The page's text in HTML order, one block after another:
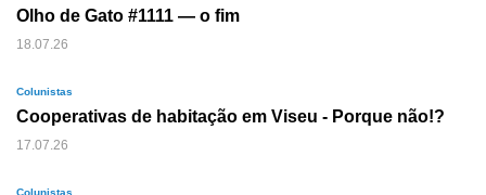
Olho de Gato #1111 — o fim
18.07.26
Colunistas
Cooperativas de habitação em Viseu - Porque não!?
17.07.26